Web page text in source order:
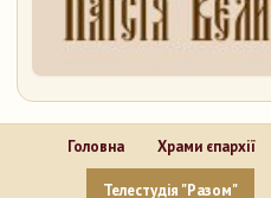
Головна Храми єпархії
Телестудія "Разом"